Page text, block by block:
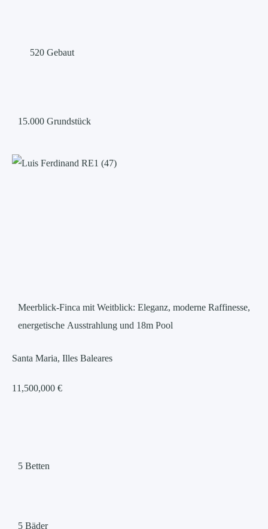
520 Gebaut
15.000 Grundstück
Meerblick-Finca mit Weitblick: Eleganz, moderne Raffinesse,
energetische Ausstrahlung und 18m Pool
Santa Maria, Illes Baleares
11,500,000 €
5 Betten
5 Bäder